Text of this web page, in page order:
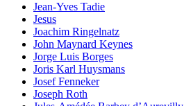
Jean-Yves Tadie
Jesus
Joachim Ringelnatz
John Maynard Keynes
Jorge Luis Borges
Joris Karl Huysmans
Josef Fenneker
Joseph Roth